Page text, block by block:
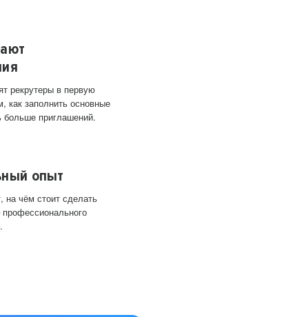
рекрутеры в первую
заполнить основные
больше приглашений.
опыт
на чём стоит сделать